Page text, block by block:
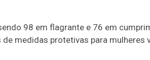
98 em flagrante e 76 em
medidas protetivas para mulheres